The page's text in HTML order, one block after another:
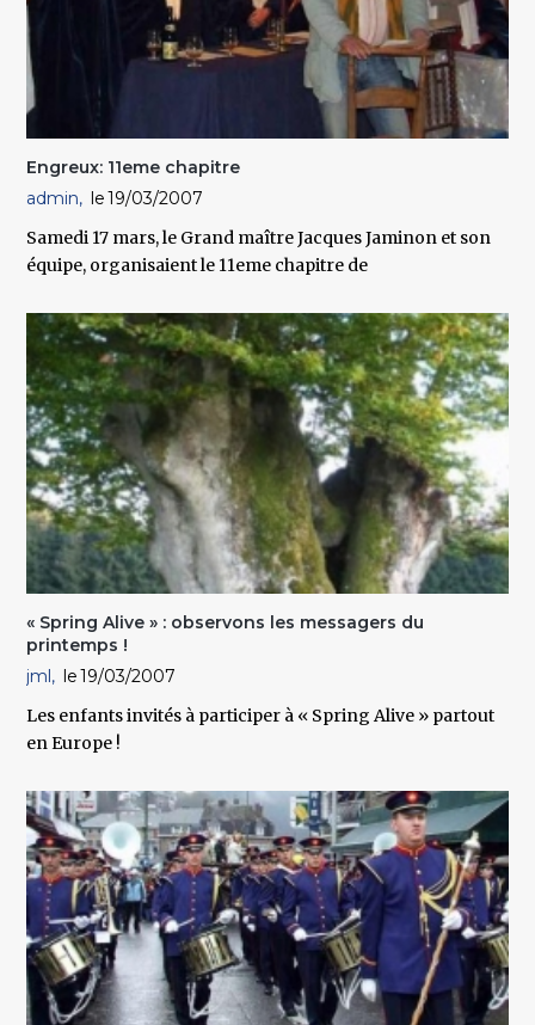
Engreux: 11eme chapitre
admin
19/03/2007
Samedi 17 mars, le Grand maître Jacques Jaminon et son
équipe, organisaient le 11eme chapitre de
« Spring Alive » : observons les messagers du
printemps !
jml
19/03/2007
Les enfants invités à participer à « Spring Alive » partout
en Europe !